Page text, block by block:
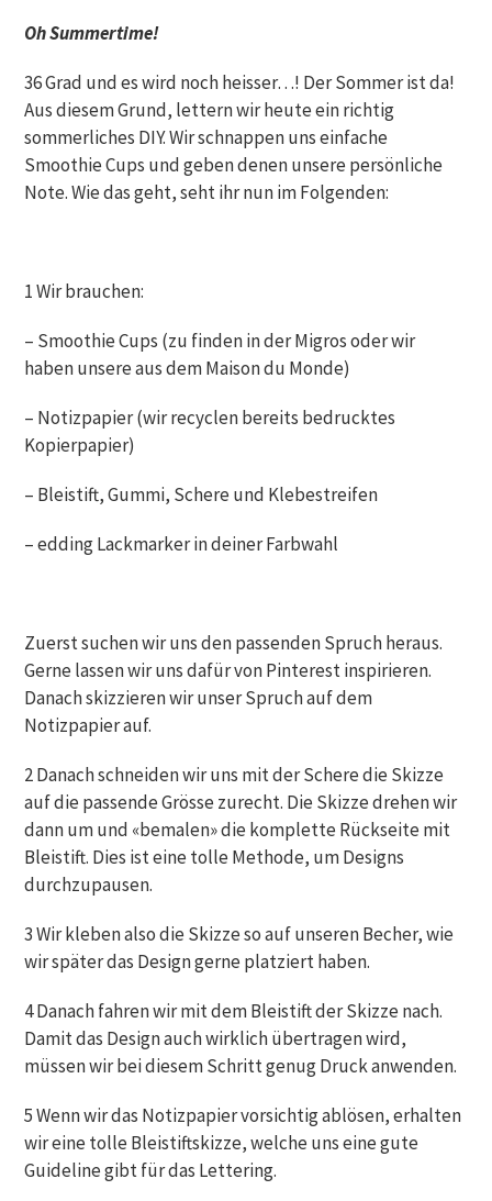
Oh Summertime!
36 Grad und es wird noch heisser…! Der Sommer ist da!
Aus diesem Grund, lettern wir heute ein richtig
sommerliches DIY. Wir schnappen uns einfache
Smoothie Cups und geben denen unsere persönliche
Note. Wie das geht, seht ihr nun im Folgenden:
1 Wir brauchen:
– Smoothie Cups (zu finden in der Migros oder wir
haben unsere aus dem Maison du Monde)
– Notizpapier (wir recyclen bereits bedrucktes
Kopierpapier)
– Bleistift, Gummi, Schere und Klebestreifen
– edding Lackmarker in deiner Farbwahl
Zuerst suchen wir uns den passenden Spruch heraus.
Gerne lassen wir uns dafür von Pinterest inspirieren.
Danach skizzieren wir unser Spruch auf dem
Notizpapier auf.
2 Danach schneiden wir uns mit der Schere die Skizze
auf die passende Grösse zurecht. Die Skizze drehen wir
dann um und «bemalen» die komplette Rückseite mit
Bleistift. Dies ist eine tolle Methode, um Designs
durchzupausen.
3 Wir kleben also die Skizze so auf unseren Becher, wie
wir später das Design gerne platziert haben.
4 Danach fahren wir mit dem Bleistift der Skizze nach.
Damit das Design auch wirklich übertragen wird,
müssen wir bei diesem Schritt genug Druck anwenden.
5 Wenn wir das Notizpapier vorsichtig ablösen, erhalten
wir eine tolle Bleistiftskizze, welche uns eine gute
Guideline gibt für das Lettering.